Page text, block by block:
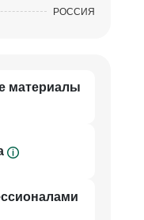
РОССИЯ
материалы